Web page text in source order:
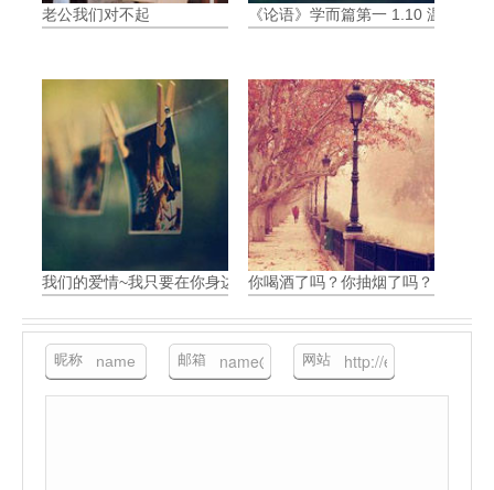
老公我们对不起 《论语》学而篇第一 1.10 温良恭俭
我们的爱情~我只要在你身边就好了你喝酒了吗？你抽烟了吗？
昵称 邮箱 网站